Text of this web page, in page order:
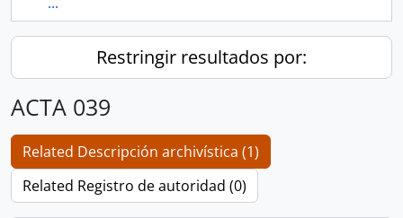
Restringir resultados por:
ACTA 039
Related Descripción archivística (1)
Related Registro de autoridad (0)